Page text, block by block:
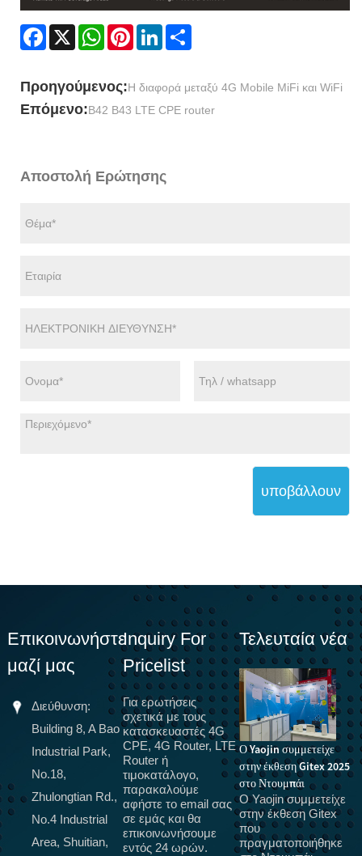
Facebook
X WhatsAppPinterestLinkedIn
Προηγούμενος:Η διαφορά μεταξύ 4G Mobile MiFi και WiFi
Επόμενο:B42 B43 LTE CPE router
Αποστολή Ερώτησης
υποβάλλουν
Επικοινωνήστε
μαζί μας
Διεύθυνση:
Building 8, A Bao
Industrial Park,
No.18,
Zhulongtian Rd.,
No.4 Industrial
Area, Shuitian,
Inquiry For
Pricelist
Για ερωτήσεις
σχετικά με τους
κατασκευαστές 4G
CPE, 4G Router, LTE
Router ή
τιμοκατάλογο,
παρακαλούμε
αφήστε το email σας
σε εμάς και θα
επικοινωνήσουμε
εντός 24 ωρών.
Τελευταία νέα
Το 5G πρόκειται να
αντικαταστήσει οπτικές
ίνες, τερματικά 5G CPE
για οικιακή ευρυζωνική
σύνδεση, πιστοποίηση
Ο Yaojin συμμετείχε
στην έκθεση Gitex 2025
στο Ντουμπάι
Ο Yaojin συμμετείχε
στην έκθεση Gitex
που
πραγματοποιήθηκε